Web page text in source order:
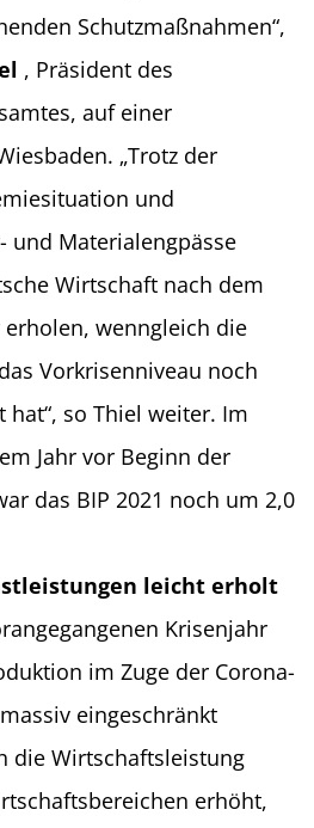
Schutzmaßnahmen“,
, Präsident des
auf einer
„Trotz der
und
und Materialengpässe
Wirtschaft nach dem
wenngleich die
Vorkrisenniveau noch
so Thiel weiter. Im
Jahr vor Beginn der
das BIP 2021 noch um 2,0
leicht erholt
Krisenjahr
im Zuge der Corona-
eingeschränkt
die Wirtschaftsleistung
erhöht,